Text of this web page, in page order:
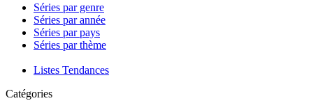
Séries par genre
Séries par année
Séries par pays
Séries par thème
Listes Tendances
Catégories